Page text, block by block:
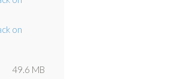
49.6 MB